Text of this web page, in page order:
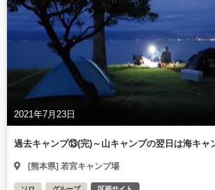
2021年7月23日
過去キャンプ⑬(完)～山キャンプの翌日は海キャ
[熊本県] 若宮キャンプ場